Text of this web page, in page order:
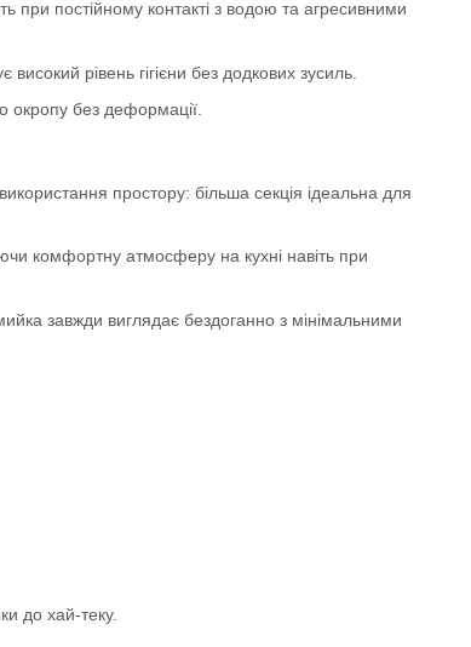
при постійному контакті з водою та агресивними
рівень гігієни без додкових зусиль.
окропу без деформації.
простору: більша секція ідеальна для
комфортну атмосферу на кухні навіть при
завжди виглядає бездоганно з мінімальними
до хай-теку.